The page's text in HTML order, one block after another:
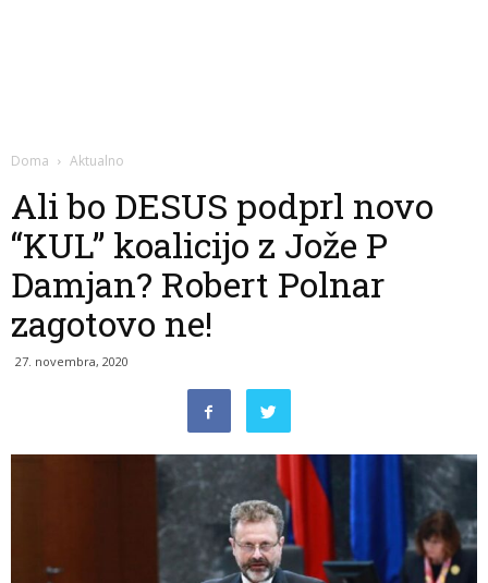
Doma Aktualno
Ali bo DESUS podprl novo
“KUL” koalicijo z Jože P
Damjan? Robert Polnar
zagotovo ne!
27. novembra, 2020